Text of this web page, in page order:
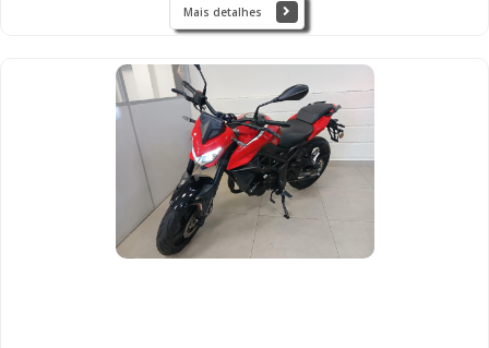
Mais detalhes